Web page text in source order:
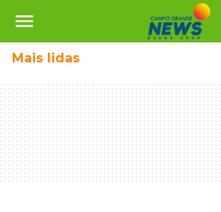
menu
Mais lidas